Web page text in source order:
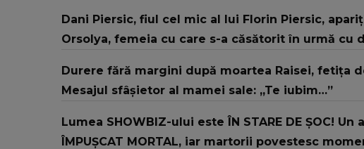
Dani Piersic, fiul cel mic al lui Florin Piersic,
Orsolya, femeia cu care s-a căsătorit în urmă cu
Durere fără margini după moartea Raisei, fetița
Mesajul sfâșietor al mamei sale: „Te iubim…”
Lumea SHOWBIZ-ului este ÎN STARE DE ȘOC!
ÎMPUȘCAT MORTAL, iar martorii povestesc